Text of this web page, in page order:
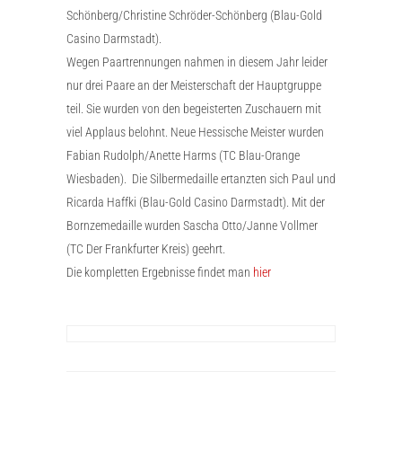
Schönberg/Christine Schröder-Schönberg (Blau-Gold
Casino Darmstadt).
Wegen Paartrennungen nahmen in diesem Jahr leider
nur drei Paare an der Meisterschaft der Hauptgruppe
teil. Sie wurden von den begeisterten Zuschauern mit
viel Applaus belohnt. Neue Hessische Meister wurden
Fabian Rudolph/Anette Harms (TC Blau-Orange
Wiesbaden). Die Silbermedaille ertanzten sich Paul und
Ricarda Haffki (Blau-Gold Casino Darmstadt). Mit der
Bornzemedaille wurden Sascha Otto/Janne Vollmer
(TC Der Frankfurter Kreis) geehrt.
Die kompletten Ergebnisse findet man hier